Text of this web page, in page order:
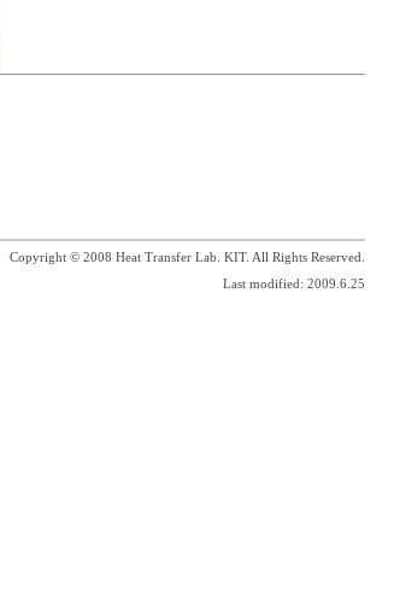
Copyright © 2008 Heat Transfer Lab. KIT. All Rights Reserved.
Last modified: 2009.6.25